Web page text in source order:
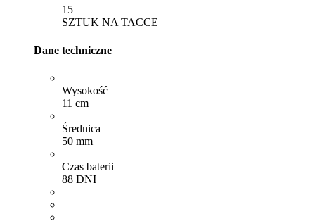
15
SZTUK NA TACCE
Dane techniczne
Wysokość
11 cm
Średnica
50 mm
Czas baterii
88 DNI